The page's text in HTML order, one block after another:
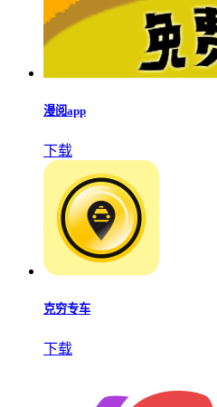
漫阅app
下载
克穷专车
下载